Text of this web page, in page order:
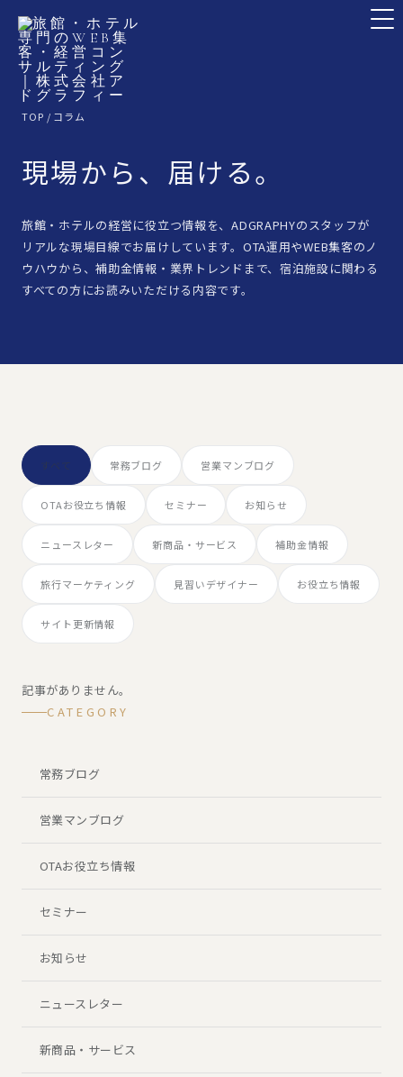
TOP / コラム
現場から、届ける。
旅館・ホテルの経営に役立つ情報を、ADGRAPHYのスタッフが
リアルな現場目線でお届けしています。OTA運用やWEB集客のノ
ウハウから、補助金情報・業界トレンドまで、宿泊施設に関わる
すべての方にお読みいただける内容です。
すべて 常務ブログ 営業マンブログ
OTAお役立ち情報 セミナー お知らせ
ニュースレター 新商品・サービス 補助金情報
旅行マーケティング 見習いデザイナー お役立ち情報
サイト更新情報
記事がありません。
CATEGORY
常務ブログ
営業マンブログ
OTAお役立ち情報
セミナー
お知らせ
ニュースレター
新商品・サービス